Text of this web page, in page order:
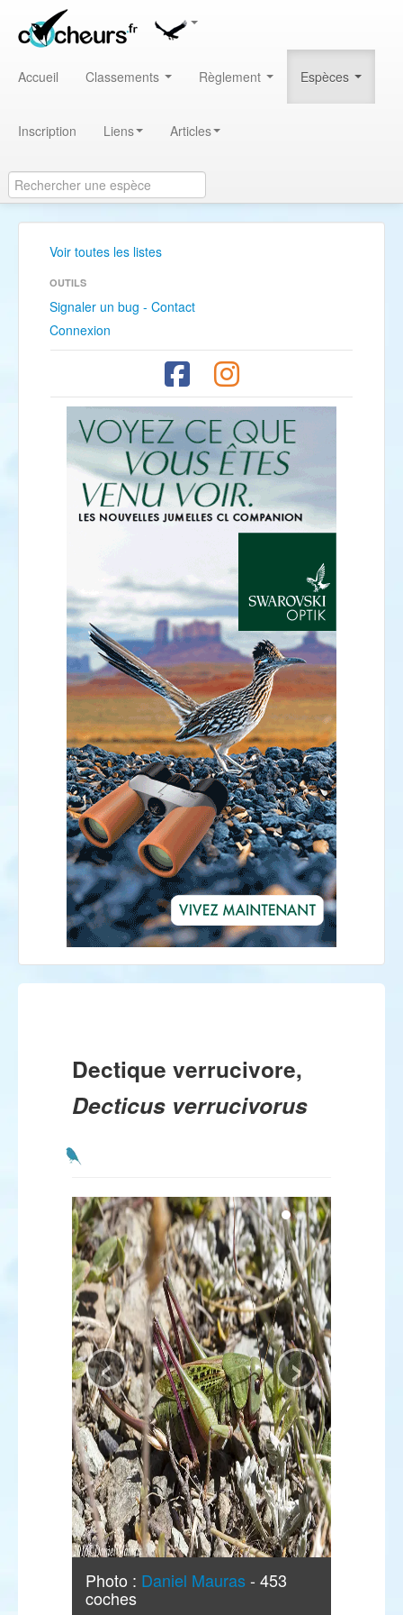
Accueil Classements Règlement Espèces
Inscription Liens Articles
Voir toutes les listes
OUTILS
Signaler un bug - Contact
Connexion
Dectique verrucivore,
Decticus verrucivorus
Photo : Daniel Mauras - 453
coches
‹ ›